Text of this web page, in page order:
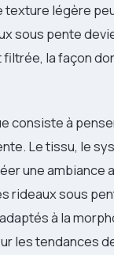
texture légère
sous pente
la façon
consiste à
Le tissu, le
une ambiance
rideaux sous
à la
les tendances